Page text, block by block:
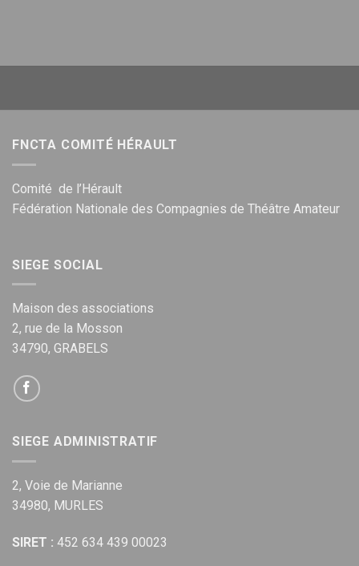
FNCTA COMITÉ HÉRAULT
Comité de l’Hérault
Fédération Nationale des Compagnies de Théâtre Amateur
SIEGE SOCIAL
Maison des associations
2, rue de la Mosson
34790, GRABELS
SIEGE ADMINISTRATIF
2, Voie de Marianne
34980, MURLES
SIRET : 452 634 439 00023